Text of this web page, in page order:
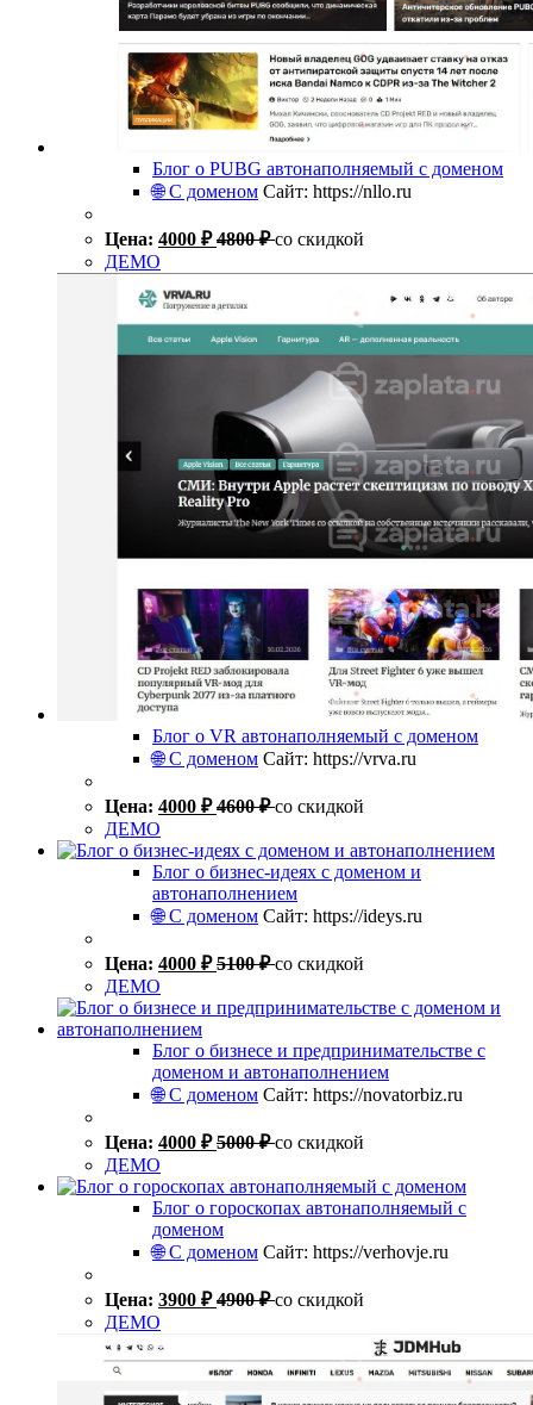
Блог о PUBG автонаполняемый с доменом
🌐 С доменом Сайт: https://nllo.ru
Цена: 4000 ₽ 4800₽ со скидкой
ДЕМО
Блог о VR автонаполняемый с доменом
🌐 С доменом Сайт: https://vrva.ru
Цена: 4000 ₽ 4600₽ со скидкой
ДЕМО
Блог о бизнес-идеях с доменом и
автонаполнением
🌐 С доменом Сайт: https://ideys.ru
Цена: 4000 ₽ 5100₽ со скидкой
ДЕМО
Блог о бизнесе и предпринимательстве с
доменом и автонаполнением
🌐 С доменом Сайт: https://novatorbiz.ru
Цена: 4000 ₽ 5000₽ со скидкой
ДЕМО
Блог о гороскопах автонаполняемый с
доменом
🌐 С доменом Сайт: https://verhovje.ru
Цена: 3900 ₽ 4900₽ со скидкой
ДЕМО